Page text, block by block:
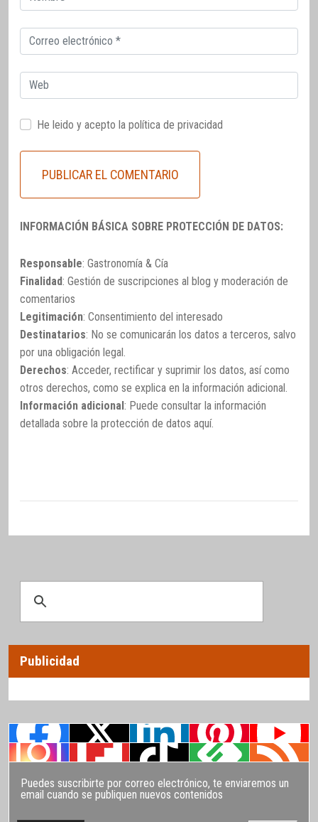
electrónico
Correo
electrónico
Web
He leido y acepto la política de privacidad
INFORMACIÓN BÁSICA SOBRE PROTECCIÓN DE DATOS:
Responsable: Gastronomía & Cía
Finalidad: Gestión de suscripciones al blog y moderación de
comentarios
Legitimación: Consentimiento del interesado
Destinatarios: No se comunicarán los datos a terceros, salvo
por una obligación legal.
Derechos: Acceder, rectificar y suprimir los datos, así como
otros derechos, como se explica en la información adicional.
Información adicional : Puede consultar la información
detallada sobre la protección de datos aquí.
Publicidad
Puedes suscribirte por correo electrónico, te enviaremos un
email cuando se publiquen nuevos contenidos